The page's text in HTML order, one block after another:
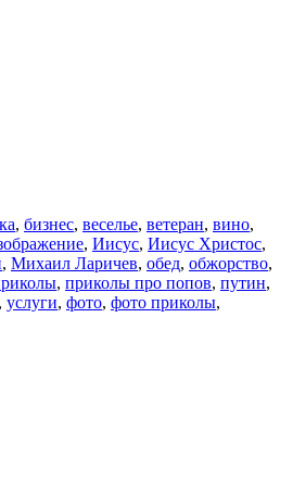
, бизнес, веселье, ветеран, вино,
, Иисус, Иисус Христос,
, Михаил Ларичев, обед, обжорство,
, приколы про попов, путин,
, услуги, фото, фото приколы,